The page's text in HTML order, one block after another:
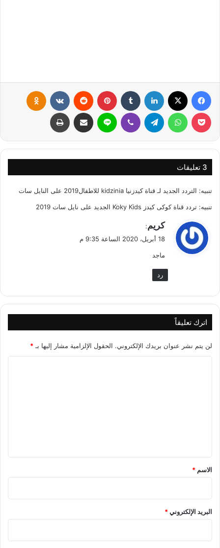
‫3 تعليقات
تنبيه: التردد الجديد لـ قناة كيدزنيا kidzinia للاطفال2019 على النايل سات
تنبيه: تردد قناة كوكى كيدز Koky Kids الجديد على نايل سات 2019
ي
ل
كريم:
18 أبريل، 2020 الساعة 9:35 م
ماجد
رد
اترك تعليقاً
لن يتم نشر عنوان بريدك الإلكتروني. الحقول الإلزامية مشار إليها بـ *
*
الاسم *
البريد الإلكتروني*